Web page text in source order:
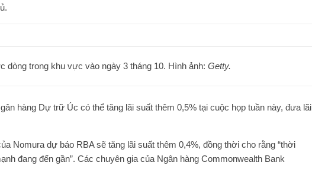
dòng trong khu vực vào ngày 3 tháng 10. Hình ảnh: Getty.
hàng Dự trữ Úc có thể tăng lãi suất thêm 0,5% tại cuộc họp tuần này, đưa lãi
Nomura dự báo RBA sẽ tăng lãi suất thêm 0,4%, đồng thời cho rằng “thời
đang đến gần”. Các chuyên gia của Ngân hàng Commonwealth Bank